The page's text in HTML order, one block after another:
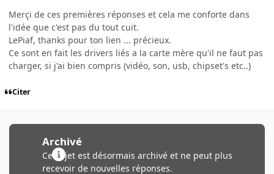
Merçi de ces premières réponses et cela me conforte dans
l'idée que c'est pas du tout cuit.
LePiaf, thanks pour ton lien ... précieux.
Ce sont en fait les drivers liés a la carte mère qu'il ne faut pas
charger, si j'ai bien compris (vidéo, son, usb, chipset's etc..)
Citer
Archivé
Ce sujet est désormais archivé et ne peut plus
recevoir de nouvelles réponses.